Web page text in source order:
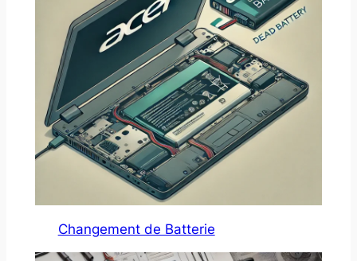
Changement de Batterie